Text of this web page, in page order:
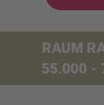
RAUM
55.000 -